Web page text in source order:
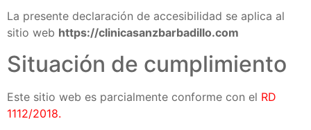
La presente declaración de accesibilidad se aplica al
sitio web https://clinicasanzbarbadillo.com
Situación de cumplimiento
Este sitio web es parcialmente conforme con el RD
1112/2018.